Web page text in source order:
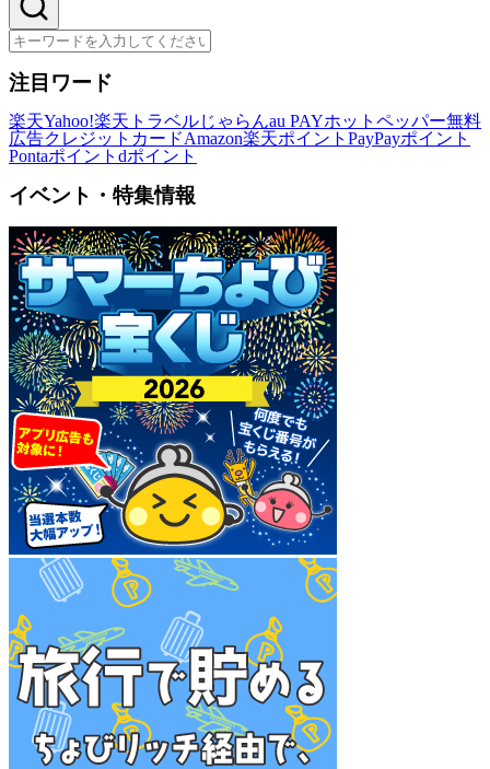
注目ワード
楽天Yahoo!楽天トラベルじゃらんau PAYホットペッパー無料
広告クレジットカードAmazon楽天ポイント PayPayポイント
Pontaポイント dポイント
イベント・特集情報